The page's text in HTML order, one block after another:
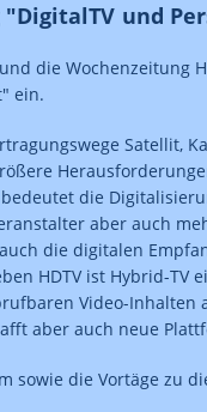
und
die
ein.
Satellit,
die
aber auch
die digitalen
HDTV ist Hybrid-TV
Video-
aber auch neue
sowie die Vortäge zu